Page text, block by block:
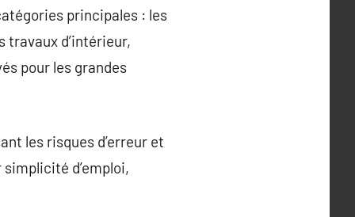
principales : les
travaux d’intérieur,
pour les grandes
les risques d’erreur et
d’emploi,